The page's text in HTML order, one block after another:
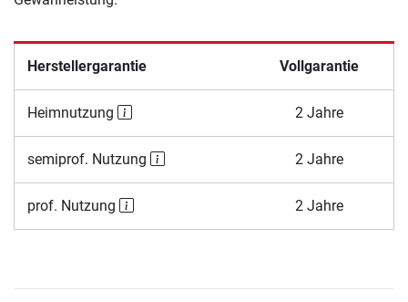
Herstellergarantie Vollgarantie
Heimnutzung 2 Jahre
semiprof. Nutzung 2 Jahre
prof. Nutzung 2 Jahre